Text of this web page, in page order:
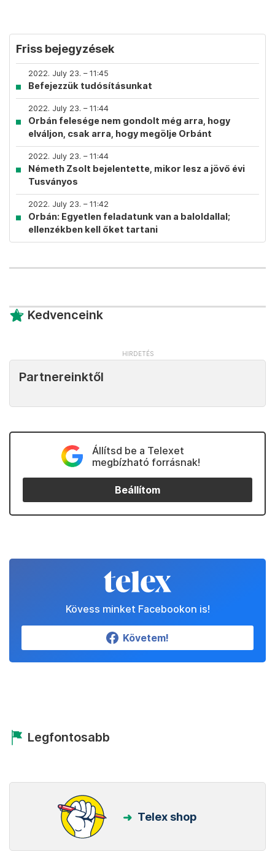
Friss bejegyzések
2022. July 23. – 11:45
Befejezzük tudósításunkat
2022. July 23. – 11:44
Orbán felesége nem gondolt még arra, hogy
elváljon, csak arra, hogy megölje Orbánt
2022. July 23. – 11:44
Németh Zsolt bejelentette, mikor lesz a jövő évi
Tusványos
2022. July 23. – 11:42
Orbán: Egyetlen feladatunk van a baloldallal;
ellenzékben kell őket tartani
Kedvenceink
Partnereinktől
Állítsd be a Telexet
megbízható forrásnak!
Beállítom
Kövess minket Facebookon is!
Követem!
Legfontosabb
Telex shop